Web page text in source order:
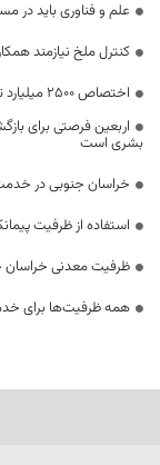
علم و فناوری باید در
کنترل ملخ نیازمند
اختصاص 2500 میلیارد تومان برای توسعه راه‌های دوبانده خراسان جنوبی
اربعین فرصتی برای
بشری است
خراسان جنوبی در
استفاده از ظرفیت
ظرفیت معدنی
همه ظرفیت‌ها برای